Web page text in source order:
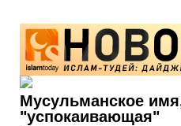
Мусульманское
"успокаивающая"